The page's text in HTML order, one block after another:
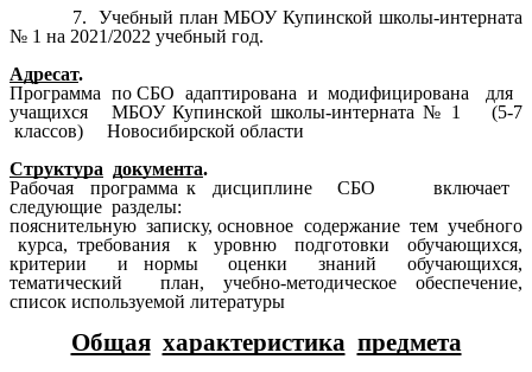
7.
Учебный план МБОУ Купинской школы-интерната
№ 1 на 2021/2022 учебный год.
Адресат.
Программа по СБО адаптирована и модифицирована для
учащихся МБОУ Купинской школы-интерната № 1
(5-7
классов) Новосибирской области
Структура документа.
Рабочая программа к дисциплине СБО включает
следующие разделы:
пояснительную записку, основное содержание тем учебного
курса, требования к уровню подготовки обучающихся,
критерии и нормы оценки знаний обучающихся,
тематический план, учебно-методическое обеспечение,
список используемой литературы
Общая характеристика предмета